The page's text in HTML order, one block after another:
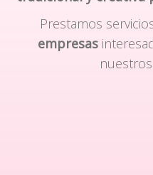
Prestamos
empresas